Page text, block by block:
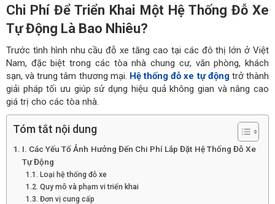
Chi Phí Để Triển Khai Một Hệ Thống Đỗ Xe
Tự Động Là Bao Nhiêu?
Trước tình hình nhu cầu đỗ xe tăng cao tại các đô thị lớn ở Việt
Nam, đặc biệt trong các tòa nhà chung cư, văn phòng, khách
sạn, và trung tâm thương mại. Hệ thống đỗ xe tự độngtrở thành
giải pháp tối ưu giúp sử dụng hiệu quả không gian và nâng cao
giá trị cho các tòa nhà.
Tóm tắt nội dung
I. Các Yếu Tố Ảnh Hưởng Đến Chi Phí Lắp Đặt Hệ Thống Đỗ Xe
Tự Động
Loại hệ thống đỗ xe
Quy mô và phạm vi triển khai
Đơn vị cung cấp